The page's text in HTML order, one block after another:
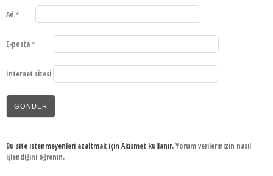
Ad *
E-posta *
İnternet sitesi
Bu site istenmeyenleri azaltmak için Akismet kullanır.Yorum verilerinizin nasıl
işlendiğini öğrenin.